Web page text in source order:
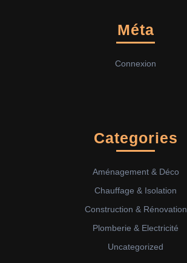
Méta
Connexion
Categories
Aménagement & Déco
Chauffage & Isolation
Construction & Rénovation
Plomberie & Electricité
Uncategorized